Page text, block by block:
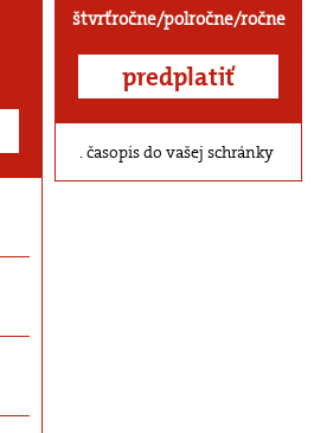
štvrťročne/polročne/ročne
predplatiť
časopis do vašej schránky